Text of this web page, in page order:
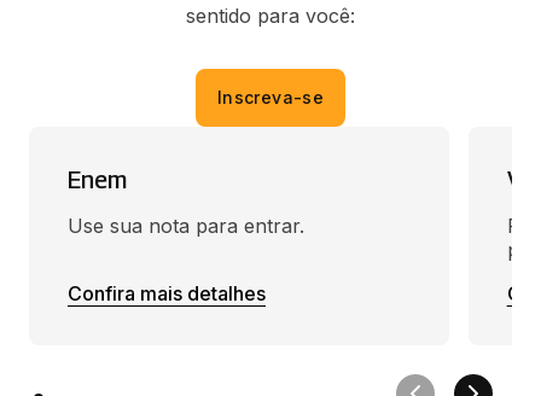
sentido para você:
Inscreva-se
Enem
Use sua nota para entrar.
Confira mais detalhes